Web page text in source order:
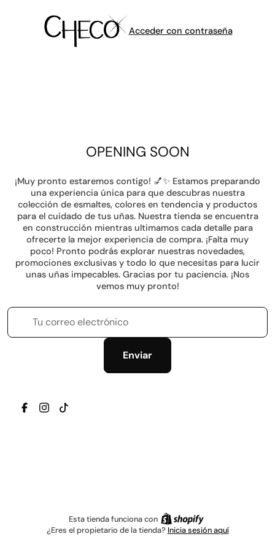
Acceder con contraseña
OPENING SOON
¡Muy pronto estaremos contigo! 💅✨ Estamos preparando
una experiencia única para que descubras nuestra
colección de esmaltes, colores en tendencia y productos
para el cuidado de tus uñas. Nuestra tienda se encuentra
en construcción mientras ultimamos cada detalle para
ofrecerte la mejor experiencia de compra. ¡Falta muy
poco! Pronto podrás explorar nuestras novedades,
promociones exclusivas y todo lo que necesitas para lucir
unas uñas impecables. Gracias por tu paciencia. ¡Nos
vemos muy pronto!
Enviar
TRANSLATION MISSING:
TRANSLATION MISSING:
TRANSLATION MISSING:
Esta tienda funciona con
¿Eres el propietario de la tienda? Inicia sesión aquí